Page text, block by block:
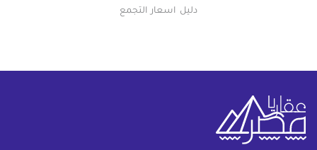
دليل اسعار التجمع